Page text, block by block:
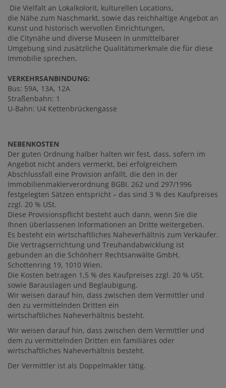
Die Vielfalt an Lokalkolorit, kulturellen Locations,
die Nähe zum Naschmarkt, sowie das reichhaltige Angebot an
Kunst und historisch wervollen Einrichtungen,
die Citynähe und diverse Museen in unmittelbarer
Umgebung sind zusätzliche Qualitätsmerkmale die für diese
Immobilie sprechen.
VERKEHRSANBINDUNG:
Bus: 59A, 13A, 12A
Straßenbahn: 1
U-Bahn: U4 Kettenbrückengasse
NEBENKOSTEN
Der guten Ordnung halber halten wir fest, dass, sofern im
Angebot nicht anders vermerkt, bei erfolgreichem
Abschlussfall eine Provision anfällt, die den in der
Immobilienmaklerverordnung BGBI. 262 und 297/1996
festgelegten Sätzen entspricht – das sind 3 % des Kaufpreises
zzgl. 20 % USt.
Diese Provisionspflicht besteht auch dann, wenn Sie die
Ihnen überlassenen Informationen an Dritte weitergeben.
Es besteht ein wirtschaftliches Naheverhältnis zum Verkäufer.
Die Vertragserrichtung und Treuhandabwicklung ist
gebunden an die Schönherr Rechtsanwälte GmbH,
Schottenring 19, 1010 Wien.
Die Kosten betragen 1,5 % des Kaufpreises zzgl. 20 % USt.
sowie Barauslagen und Beglaubigung.
Wir weisen darauf hin, dass zwischen dem Vermittler und
den zu vermittelnden Dritten ein
wirtschaftliches Naheverhältnis besteht.
Wir weisen darauf hin, dass zwischen dem Vermittler und
dem zu vermittelnden Dritten ein familiäres oder
wirtschaftliches Naheverhältnis besteht.
Der Vermittler ist als Doppelmakler tätig.